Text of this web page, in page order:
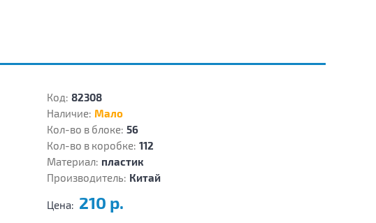
Код: 82308
Наличие: Мало
Кол-во в блоке: 56
Кол-во в коробке: 112
Материал: пластик
Производитель: Китай
Цена: 210 р.